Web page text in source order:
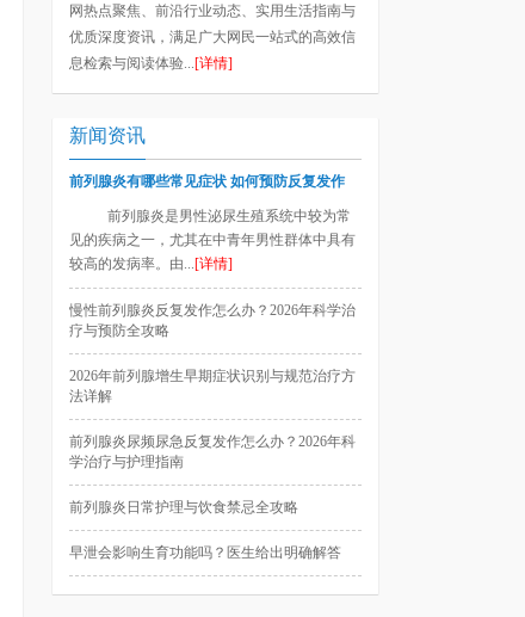
网热点聚焦、前沿行业动态、实用生活指南与
优质深度资讯，满足广大网民一站式的高效信
息检索与阅读体验... [详情]
新闻资讯
前列腺炎有哪些常见症状 如何预防反复发作
前列腺炎是男性泌尿生殖系统中较为常
见的疾病之一，尤其在中青年男性群体中具有
较高的发病率。由... [详情]
慢性前列腺炎反复发作怎么办？2026年科学治
疗与预防全攻略
2026年前列腺增生早期症状识别与规范治疗方
法详解
前列腺炎尿频尿急反复发作怎么办？2026年科
学治疗与护理指南
前列腺炎日常护理与饮食禁忌全攻略
早泄会影响生育功能吗？医生给出明确解答